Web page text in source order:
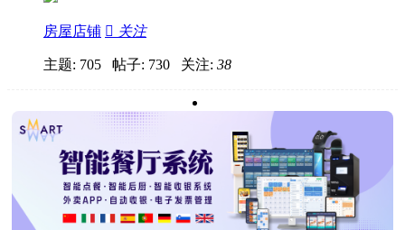
房屋店铺  关注
主题: 705 帖子: 730 关注: 38